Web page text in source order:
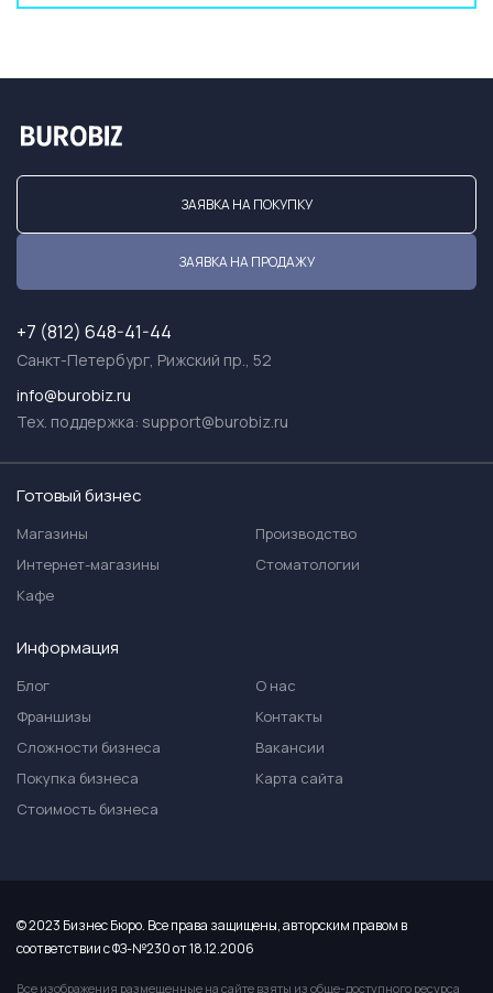
ЗАЯВКА НА ПОКУПКУ
ЗАЯВКА НА ПРОДАЖУ
+7 (812) 648-41-44
Санкт-Петербург, Рижский пр., 52
info@burobiz.ru
Тех. поддержка: support@burobiz.ru
Готовый бизнес
Магазины
Интернет-магазины
Кафе
Производство
Стоматологии
Информация
Блог
Франшизы
Сложности бизнеса
Покупка бизнеса
Стоимость бизнеса
О нас
Контакты
Вакансии
Карта сайта
© 2023 Бизнес Бюро. Все права защищены, авторским правом в
соответствии с ФЗ-№230 от 18.12.2006
Все изображения размещенные на сайте взяты из обще-доступного ресурса